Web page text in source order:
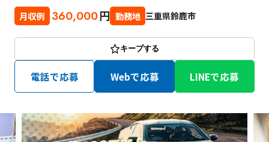
月収例 360,000円 勤務地 三重県鈴鹿市
キープする
電話で応募 Webで応募 LINEで応募